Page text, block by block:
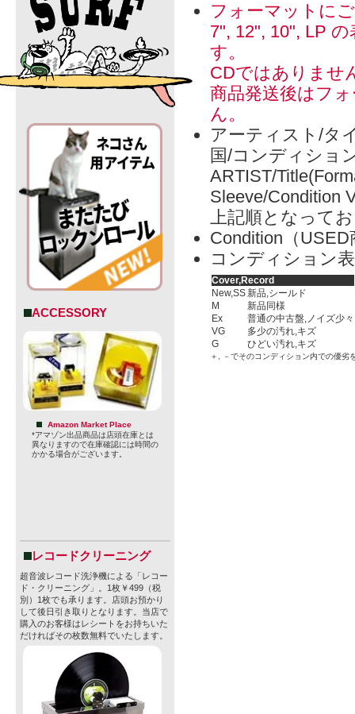
ACCESSORY
Amazon Market Place
*アマゾン出品商品は店頭在庫とは
異なりますので在庫確認には時間の
かかる場合がございます。
レコードクリーニング
超音波レコード洗浄機による「レコー
ド・クリーニング」。1枚￥499（税
別）1枚でも承ります。店頭お預かり
して後日引き取りとなります。当店で
購入のお客様はレシートをお持ちいた
だければその枚数無料でいたします。
フォーマットに
7", 12", 10", LP
す。
CDではありませ
商品発送後はフ
ん。
アーティスト/タ
国/コンディショ
ARTIST/
Sleeve/Condition
上記順となって
Condition（
コンディション
Cover,Record
New,SS新品,シールド
M
新品同様
Ex
普通の中古盤,ノイズ少々
VG
多少の汚れ,キズ
G
ひどい汚れ,キズ
＋, －でそのコンディション内での優劣